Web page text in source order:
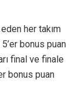
her takım
5’er bonus puan
final ve finale
bonus puan